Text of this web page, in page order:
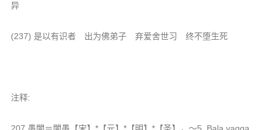
异
(237) 是以有识者 出为佛弟子 弃爱舍世习 终不堕生死
注释: